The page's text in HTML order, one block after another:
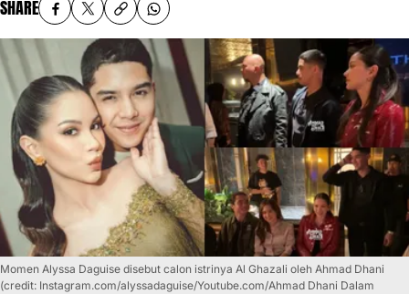
SHARE
Momen Alyssa Daguise disebut calon istrinya Al Ghazali oleh Ahmad Dhani
(credit: Instagram.com/alyssadaguise/Youtube.com/Ahmad Dhani Dalam